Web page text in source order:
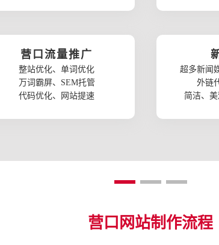
营口流量推广
整站优化、单词优化
万词霸屏、SEM托管
代码优化、网站提速
超多新闻
外链
简洁、
营口网站制作流程